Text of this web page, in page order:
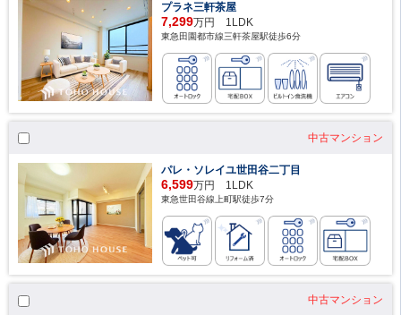
プラネ三軒茶屋
7,299万円 1LDK
東急田園都市線三軒茶屋駅徒歩6分
中古マンション
パレ・ソレイユ世田谷二丁目
6,599万円 1LDK
東急世田谷線上町駅徒歩7分
中古マンション